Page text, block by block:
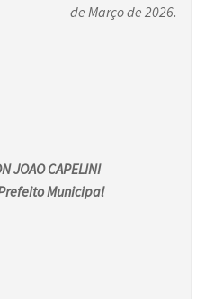
de Março de 2026.